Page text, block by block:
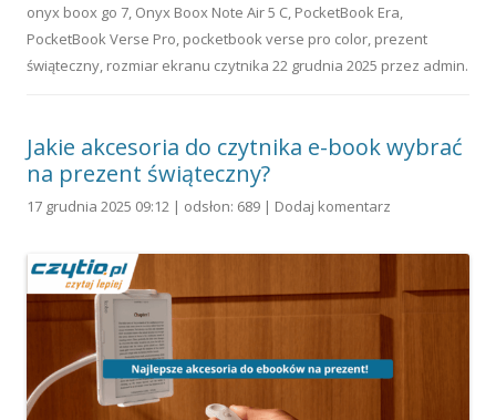
onyx boox go 7, Onyx Boox Note Air 5 C, PocketBook Era,
PocketBook Verse Pro, pocketbook verse pro color, prezent
świąteczny, rozmiar ekranu czytnika 22 grudnia 2025 przez admin.
Jakie akcesoria do czytnika e-book wybrać
na prezent świąteczny?
17 grudnia 2025 09:12 | odsłon: 689 | Dodaj komentarz